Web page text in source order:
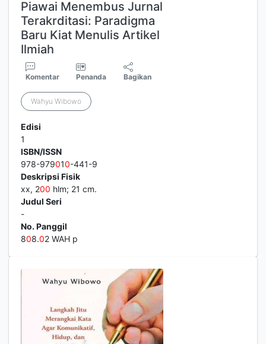
Piawai Menembus Jurnal
Terakrditasi: Paradigma
Baru Kiat Menulis Artikel
Ilmiah
Komentar Penanda Bagikan
Wahyu Wibowo
Edisi
1
ISBN/ISSN
978-979010-441-9
Deskripsi Fisik
xx, 200 hlm; 21 cm.
Judul Seri
-
No. Panggil
808.02 WAH p